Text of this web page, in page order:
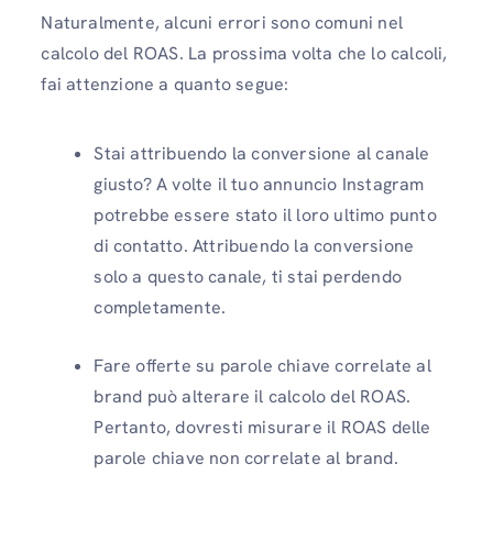
Naturalmente, alcuni errori sono comuni nel
calcolo del ROAS. La prossima volta che lo calcoli,
fai attenzione a quanto segue:
Stai attribuendo la conversione al canale
giusto? A volte il tuo annuncio Instagram
potrebbe essere stato il loro ultimo punto
di contatto. Attribuendo la conversione
solo a questo canale, ti stai perdendo
completamente.
Fare offerte su parole chiave correlate al
brand può alterare il calcolo del ROAS.
Pertanto, dovresti misurare il ROAS delle
parole chiave non correlate al brand.